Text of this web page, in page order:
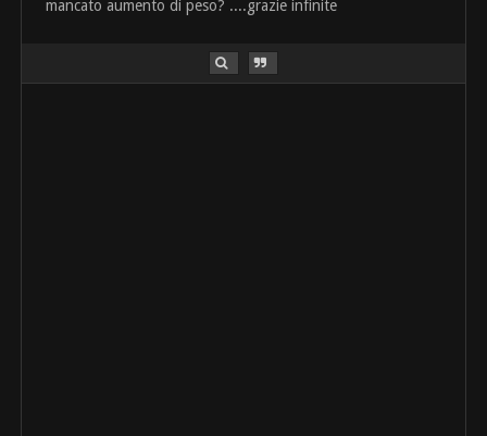
mancato aumento di peso? ....grazie infinite